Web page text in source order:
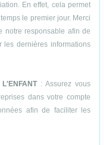
En effet, cela permet
le premier jour. Merci
notre responsable afin de
les dernières informations
: Assurez vous
dans votre compte
afin de faciliter les